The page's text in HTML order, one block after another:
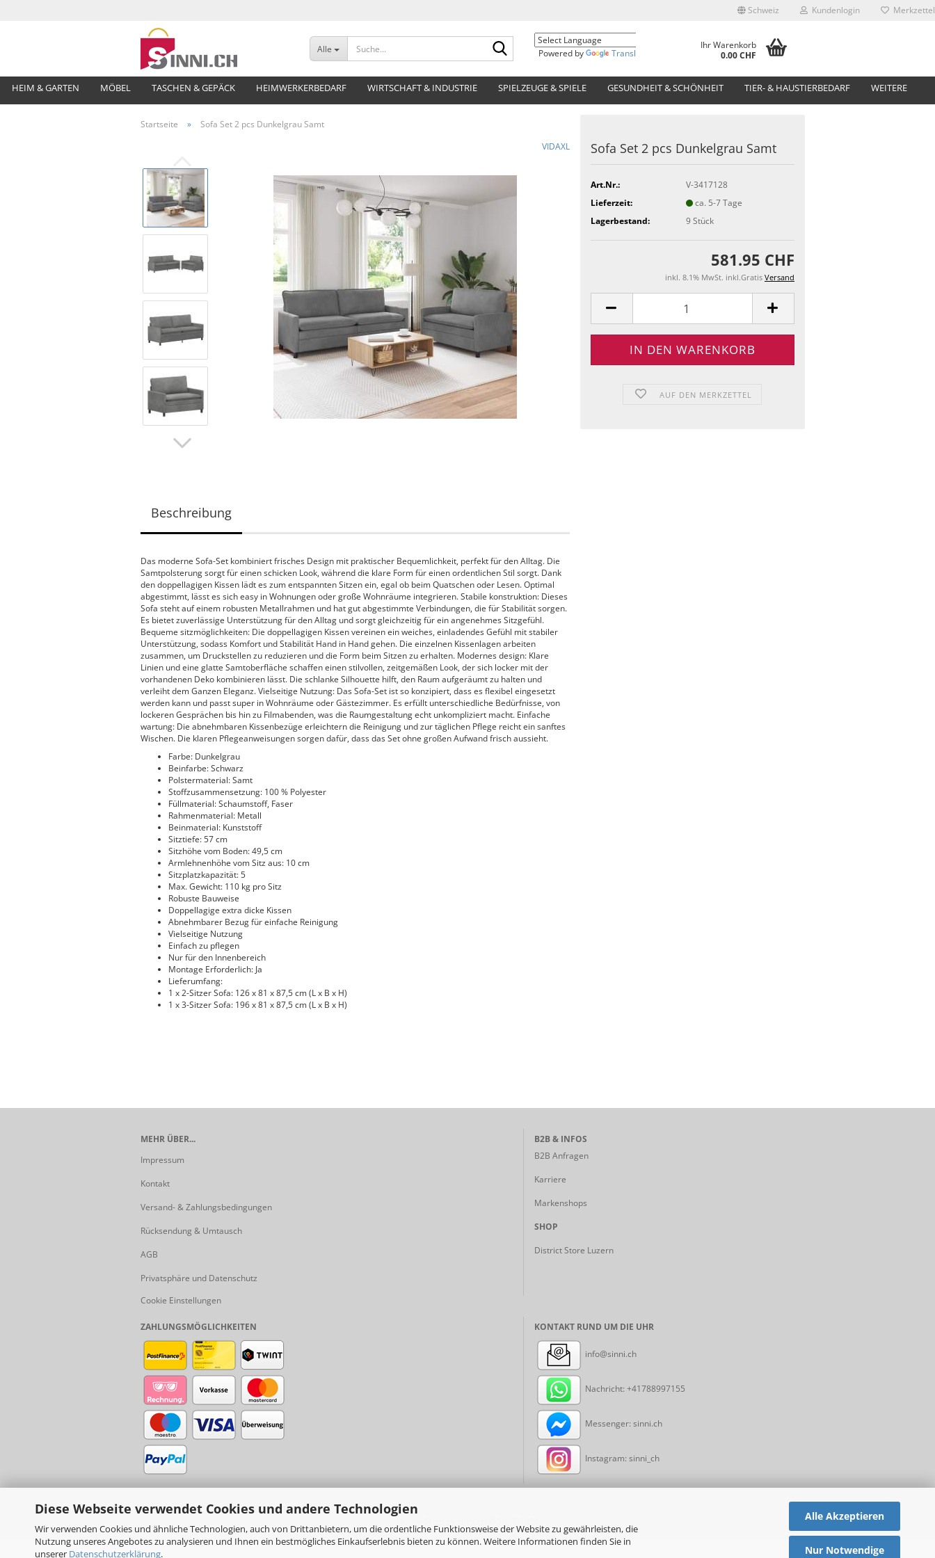
Diese Webseite verwendet Cookies und andere Technologien
Wir verwenden Cookies und ähnliche Technologien, auch von Drittanbietern, um die ordentliche Funktionsweise der Website zu gewährleisten, die
Nutzung unseres Angebotes zu analysieren und Ihnen ein bestmögliches Einkaufserlebnis bieten zu können. Weitere Informationen finden Sie in
unserer Datenschutzerklärung.
Alle Akzeptieren
Nur Notwendige
Schweiz Kundenlogin Merkzettel
Alle
Suche...
Powered by
Translate
Ihr Warenkorb
0.00 CHF
HEIM & GARTEN MÖBEL TASCHEN & GEPÄCK HEIMWERKERBEDARF WIRTSCHAFT & INDUSTRIE SPIELZEUGE & SPIELE GESUNDHEIT & SCHÖNHEIT TIER- & HAUSTIERBEDARF WEITERE
Startseite »
Sofa Set 2 pcs Dunkelgrau Samt
VIDAXL
Sofa Set 2 pcs Dunkelgrau Samt
Art.Nr.:
V-3417128
Lieferzeit:
ca. 5-7 Tage
Lagerbestand:
9Stück
581.95 CHF
inkl. 8.1% MwSt. inkl.Gratis Versand
AUF DEN MERKZETTEL
Beschreibung
Das moderne Sofa-Set kombiniert frisches Design mit praktischer Bequemlichkeit, perfekt für den Alltag. Die
Samtpolsterung sorgt für einen schicken Look, während die klare Form für einen ordentlichen Stil sorgt. Dank
den doppellagigen Kissen lädt es zum entspannten Sitzen ein, egal ob beim Quatschen oder Lesen. Optimal
abgestimmt, lässt es sich easy in Wohnungen oder große Wohnräume integrieren. Stabile konstruktion: Dieses
Sofa steht auf einem robusten Metallrahmen und hat gut abgestimmte Verbindungen, die für Stabilität sorgen.
Es bietet zuverlässige Unterstützung für den Alltag und sorgt gleichzeitig für ein angenehmes Sitzgefühl.
Bequeme sitzmöglichkeiten: Die doppellagigen Kissen vereinen ein weiches, einladendes Gefühl mit stabiler
Unterstützung, sodass Komfort und Stabilität Hand in Hand gehen. Die einzelnen Kissenlagen arbeiten
zusammen, um Druckstellen zu reduzieren und die Form beim Sitzen zu erhalten. Modernes design: Klare
Linien und eine glatte Samtoberfläche schaffen einen stilvollen, zeitgemäßen Look, der sich locker mit der
vorhandenen Deko kombinieren lässt. Die schlanke Silhouette hilft, den Raum aufgeräumt zu halten und
verleiht dem Ganzen Eleganz. Vielseitige Nutzung: Das Sofa-Set ist so konzipiert, dass es flexibel eingesetzt
werden kann und passt super in Wohnräume oder Gästezimmer. Es erfüllt unterschiedliche Bedürfnisse, von
lockeren Gesprächen bis hin zu Filmabenden, was die Raumgestaltung echt unkompliziert macht. Einfache
wartung: Die abnehmbaren Kissenbezüge erleichtern die Reinigung und zur täglichen Pflege reicht ein sanftes
Wischen. Die klaren Pflegeanweisungen sorgen dafür, dass das Set ohne großen Aufwand frisch aussieht.
Farbe: Dunkelgrau
Beinfarbe: Schwarz
Polstermaterial: Samt
Stoffzusammensetzung: 100 % Polyester
Füllmaterial: Schaumstoff, Faser
Rahmenmaterial: Metall
Beinmaterial: Kunststoff
Sitztiefe: 57 cm
Sitzhöhe vom Boden: 49,5 cm
Armlehnenhöhe vom Sitz aus: 10 cm
Sitzplatzkapazität: 5
Max. Gewicht: 110 kg pro Sitz
Robuste Bauweise
Doppellagige extra dicke Kissen
Abnehmbarer Bezug für einfache Reinigung
Vielseitige Nutzung
Einfach zu pflegen
Nur für den Innenbereich
Montage Erforderlich: Ja
Lieferumfang:
1 x 2-Sitzer Sofa: 126 x 81 x 87,5 cm (L x B x H)
1 x 3-Sitzer Sofa: 196 x 81 x 87,5 cm (L x B x H)
MEHR ÜBER...
Impressum
Kontakt
Versand- & Zahlungsbedingungen
Rücksendung & Umtausch
AGB
Privatsphäre und Datenschutz
Cookie Einstellungen
B2B & INFOS
B2B Anfragen
Karriere
Markenshops
SHOP
District Store Luzern
ZAHLUNGSMÖGLICHKEITEN KONTAKT RUND UM DIE UHR
info@sinni.ch
Nachricht: +41788997155
Messenger: sinni.ch
Instagram: sinni_ch